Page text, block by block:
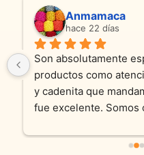
Anmamaca
hace 22 días
Son absolutamente
productos como
y cadenita que
fue excelente. Somos